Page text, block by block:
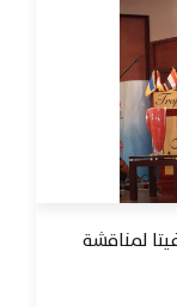
لمناقشة